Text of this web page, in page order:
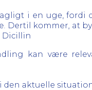
i en uge, fordi
Dertil kommer, at
Dicillin
kan være
aktuelle